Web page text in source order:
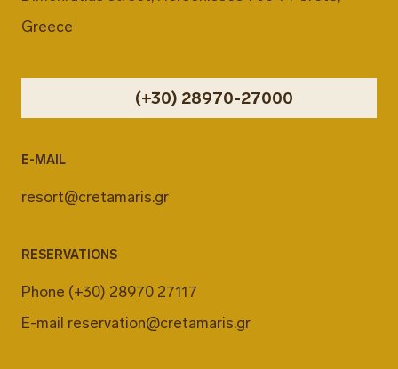
Greece
(+30) 28970-27000
E-MAIL
resort@cretamaris.gr
RESERVATIONS
Phone (+30) 28970 27117
E-mail reservation@cretamaris.gr